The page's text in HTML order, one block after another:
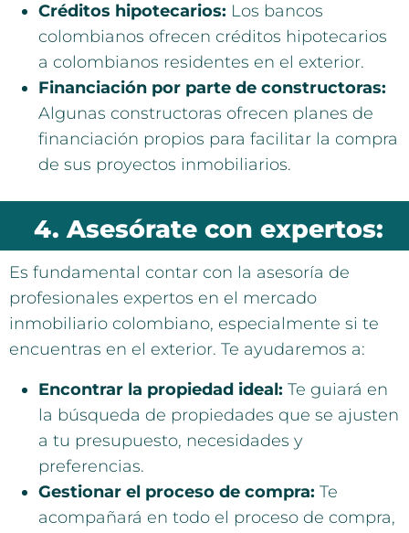
Créditos hipotecarios: Los bancos
colombianos ofrecen créditos hipotecarios
a colombianos residentes en el exterior.
Financiación por parte de constructoras:
Algunas constructoras ofrecen planes de
financiación propios para facilitar la compra
de sus proyectos inmobiliarios.
4. Asesórate con expertos:
Es fundamental contar con la asesoría de
profesionales expertos en el mercado
inmobiliario colombiano, especialmente si te
encuentras en el exterior. Te ayudaremos a:
Encontrar la propiedad ideal: Te guiará en
la búsqueda de propiedades que se ajusten
a tu presupuesto, necesidades y
preferencias.
Gestionar el proceso de compra: Te
acompañará en todo el proceso de compra,